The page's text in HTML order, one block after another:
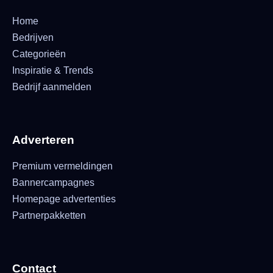
Home
Bedrijven
Categorieën
Inspiratie & Trends
Bedrijf aanmelden
Adverteren
Premium vermeldingen
Bannercampagnes
Homepage advertenties
Partnerpakketten
Contact